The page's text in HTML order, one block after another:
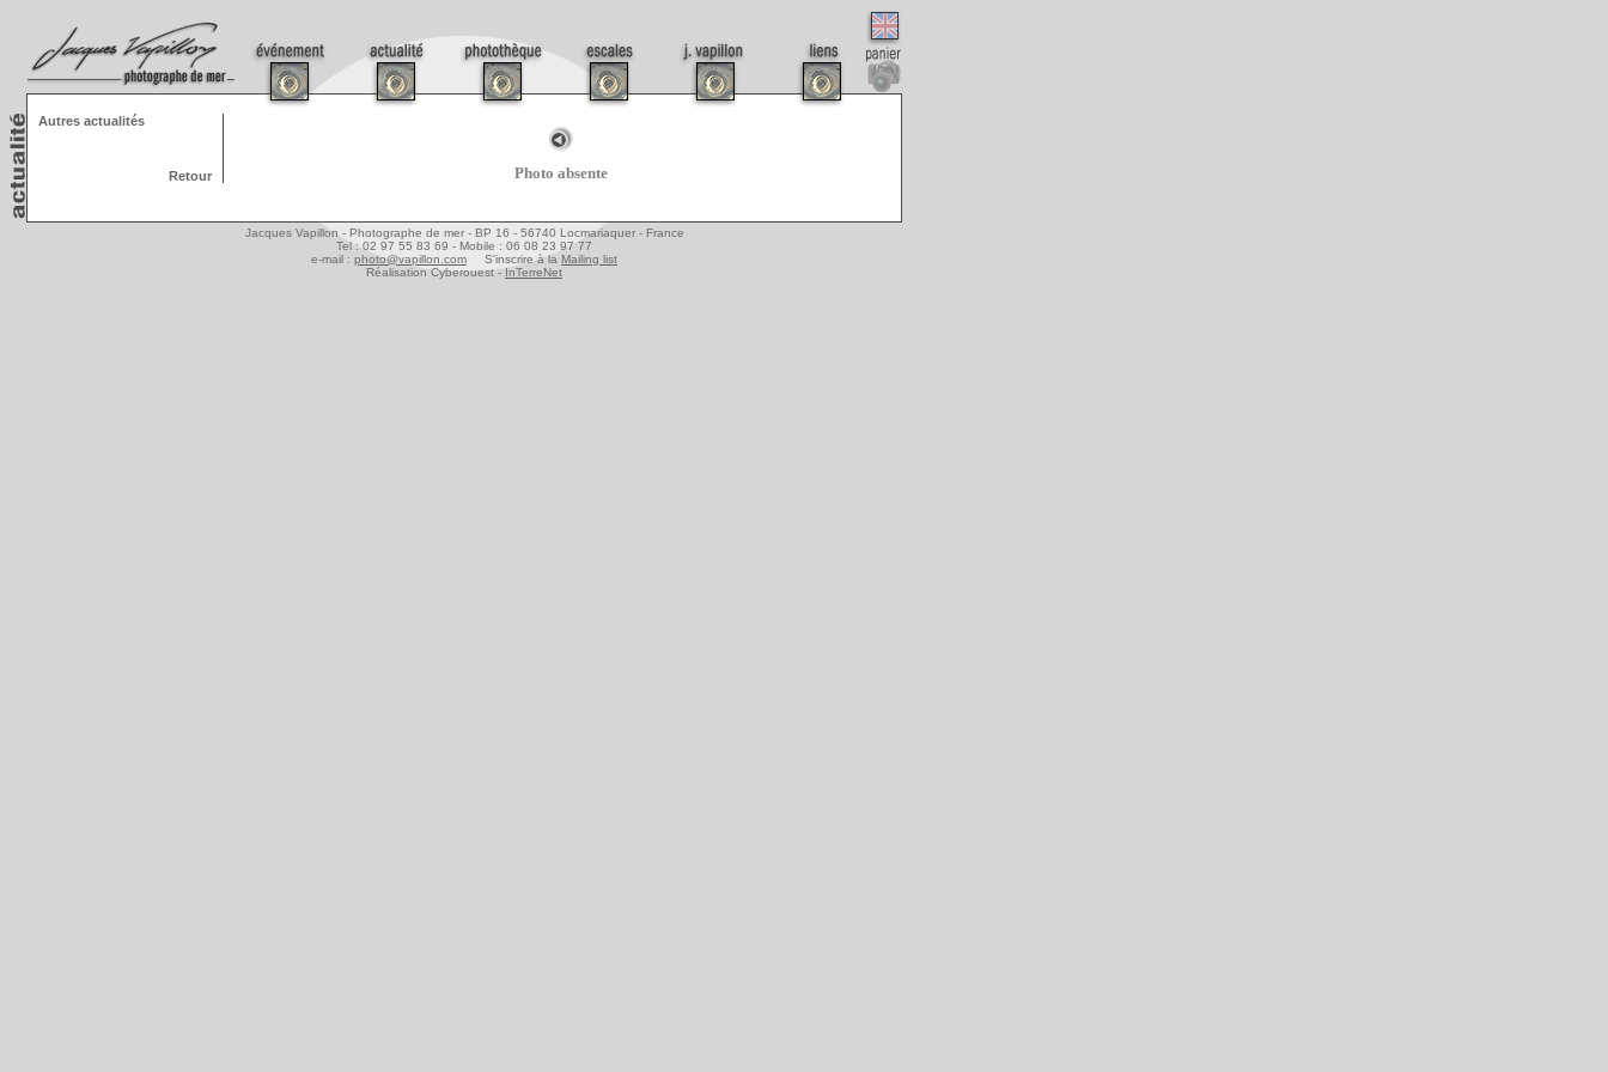
Autres actualités
Photo absente
Retour
Jacques Vapillon - Photographe de mer - BP 16 - 56740 Locmariaquer - France
Tel : 02 97 55 83 69 - Mobile : 06 08 23 97 77
e-mail : photo@vapillon.com S'inscrire à la Mailing list
Réalisation Cyberouest - InTerreNet